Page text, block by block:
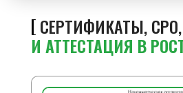
СЕРТИФИКАТЫ,
И АТТЕСТАЦИЯ В